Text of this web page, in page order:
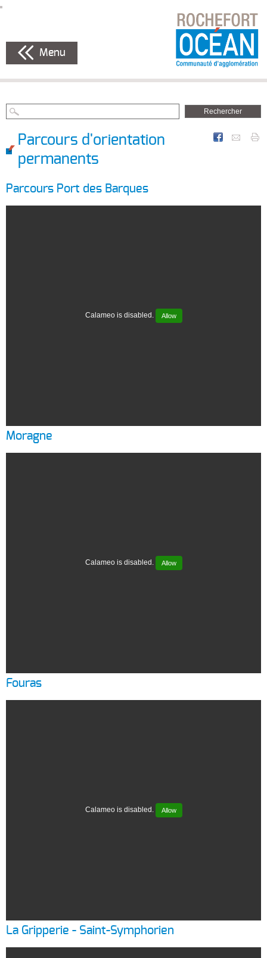
Menu
Parcours d'orientation
permanents
Parcours Port des Barques
Calameo is disabled. Allow
Moragne
Calameo is disabled. Allow
Fouras
Calameo is disabled. Allow
La Gripperie - Saint-Symphorien